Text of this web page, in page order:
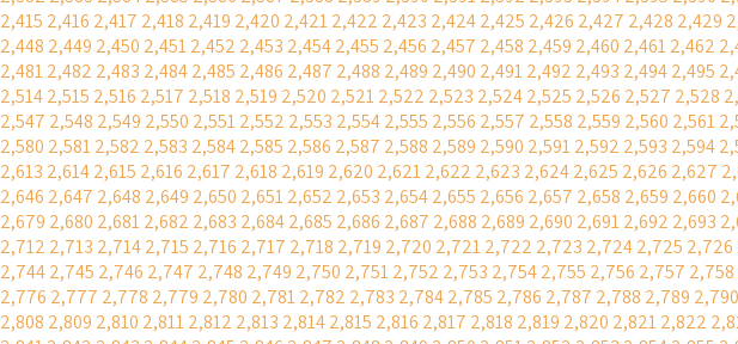
2,415 2,416 2,417 2,418 2,419 2,420 2,4212,422 2,423 2,4242,425 2,426 2,427 2,428 2,429
2,448 2,449 2,450 2,4512,452 2,453 2,4542,455 2,456 2,457 2,458 2,459 2,460 2,4612,462
2,4812,482 2,483 2,4842,485 2,486 2,487 2,488 2,489 2,490 2,4912,492 2,493 2,4942,495
2,5142,515 2,516 2,517 2,518 2,519 2,520 2,5212,522 2,523 2,5242,525 2,526 2,527 2,528
2,547 2,548 2,549 2,550 2,5512,552 2,553 2,5542,555 2,556 2,557 2,558 2,559 2,560 2,561
2,580 2,5812,582 2,583 2,5842,585 2,586 2,587 2,588 2,589 2,590 2,5912,592 2,593 2,594
2,613 2,6142,615 2,616 2,617 2,618 2,619 2,620 2,6212,622 2,623 2,6242,625 2,626 2,627
2,646 2,647 2,648 2,649 2,650 2,6512,652 2,653 2,6542,655 2,656 2,657 2,658 2,659 2,660
2,679 2,680 2,6812,682 2,683 2,6842,685 2,686 2,687 2,688 2,689 2,690 2,6912,692 2,693
2,712 2,713 2,7142,715 2,716 2,717 2,718 2,719 2,720 2,7212,722 2,723 2,7242,725 2,726
2,7442,745 2,746 2,747 2,748 2,749 2,750 2,7512,752 2,753 2,7542,755 2,756 2,757 2,758
2,776 2,777 2,778 2,779 2,780 2,7812,782 2,783 2,7842,785 2,786 2,787 2,788 2,789 2,790
2,808 2,809 2,810 2,8112,812 2,813 2,8142,815 2,816 2,817 2,818 2,819 2,820 2,8212,822